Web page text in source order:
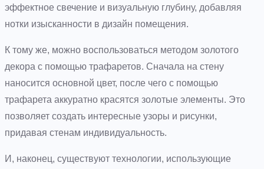
эффектное свечение и визуальную глубину, добавляя
нотки изысканности в дизайн помещения.
К тому же, можно воспользоваться методом золотого
декора с помощью трафаретов. Сначала на стену
наносится основной цвет, после чего с помощью
трафарета аккуратно красятся золотые элементы. Это
позволяет создать интересные узоры и рисунки,
придавая стенам индивидуальность.
И, наконец, существуют технологии, использующие